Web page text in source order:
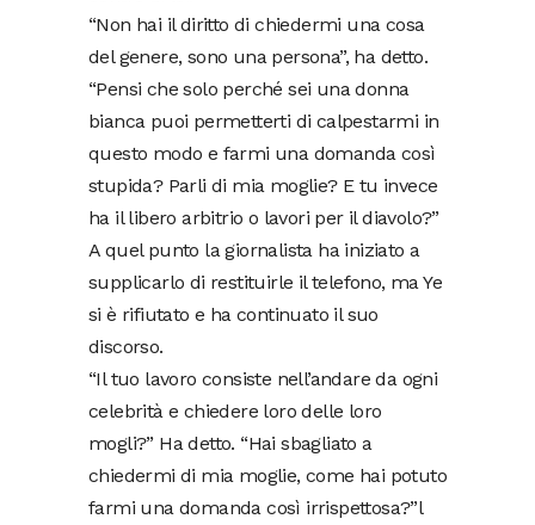
“Non hai il diritto di chiedermi una cosa
del genere, sono una persona”, ha detto.
“Pensi che solo perché sei una donna
bianca puoi permetterti di calpestarmi in
questo modo e farmi una domanda così
stupida? Parli di mia moglie? E tu invece
ha il libero arbitrio o lavori per il diavolo?”
A quel punto la giornalista ha iniziato a
supplicarlo di restituirle il telefono, ma Ye
si è rifiutato e ha continuato il suo
discorso.
“Il tuo lavoro consiste nell’andare da ogni
celebrità e chiedere loro delle loro
mogli?” Ha detto. “Hai sbagliato a
chiedermi di mia moglie, come hai potuto
farmi una domanda così irrispettosa?”l